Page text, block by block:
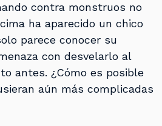
contra monstruos no
ha aparecido un chico
parece conocer su
con desvelarlo al
antes. ¿Cómo es posible
aún más complicadas